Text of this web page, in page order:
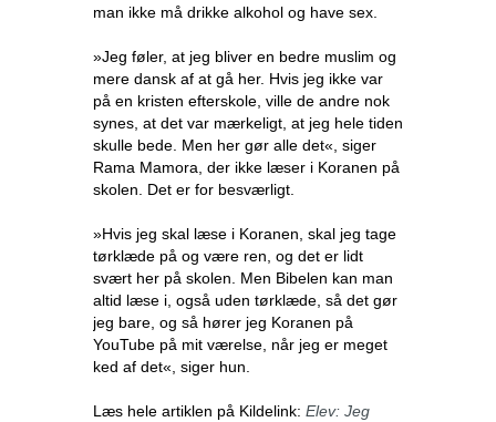
man ikke må drikke alkohol og have sex.
»Jeg føler, at jeg bliver en bedre muslim og
mere dansk af at gå her. Hvis jeg ikke var
på en kristen efterskole, ville de andre nok
synes, at det var mærkeligt, at jeg hele tiden
skulle bede. Men her gør alle det«, siger
Rama Mamora, der ikke læser i Koranen på
skolen. Det er for besværligt.
»Hvis jeg skal læse i Koranen, skal jeg tage
tørklæde på og være ren, og det er lidt
svært her på skolen. Men Bibelen kan man
altid læse i, også uden tørklæde, så det gør
jeg bare, og så hører jeg Koranen på
YouTube på mit værelse, når jeg er meget
ked af det«, siger hun.
Læs hele artiklen på Kildelink: Elev: Jeg